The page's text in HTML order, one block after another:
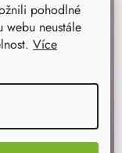
pohodlné
webu neustále
Více